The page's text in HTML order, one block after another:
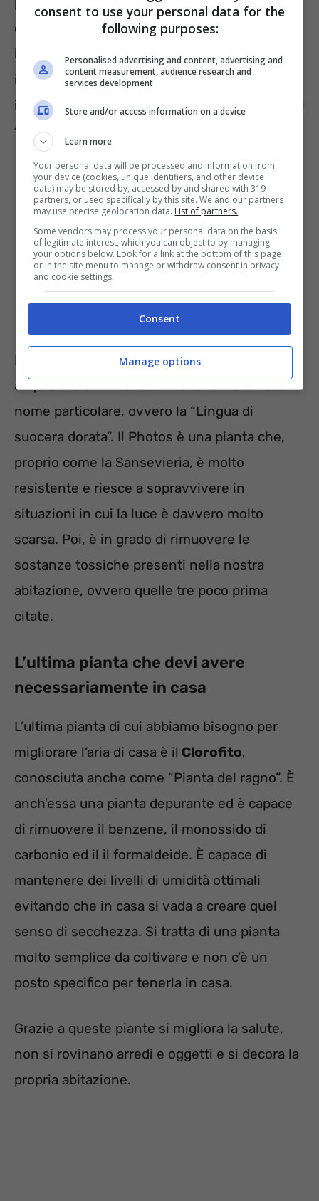
dell’aria di casa perché è in grado di assorbire
il biossido di carbonio nel giorno e, di notte,
invece, rilascia l’ossigeno. Filtra gli agenti
inquinanti quali il benzene, il formaldeide ed il
tricloroetilene
La seconda pianta che consigliamo di
acquistare è ilPhotos. Anche lei ha un suo
nome particolare, ovvero la “Lingua di
suocera dorata”. Il Photos è una pianta che,
proprio come la Sansevieria, è molto
resistente e riesce a sopravvivere in
situazioni in cui la luce è davvero molto
scarsa. Poi, è in grado di rimuovere le
sostanze tossiche presenti nella nostra
abitazione, ovvero quelle tre poco prima
citate.
L’ultima pianta che devi avere
necessariamente in casa
L’ultima pianta di cui abbiamo bisogno per
migliorare l’aria di casa è il Clorofito,
conosciuta anche come “Pianta del ragno”. È
anch’essa una pianta depurante ed è capace
di rimuovere il benzene, il monossido di
carbonio ed il il formaldeide. È capace di
mantenere dei livelli di umidità ottimali
evitando che in casa si vada a creare quel
senso di secchezza. Si tratta di una pianta
molto semplice da coltivare e non c’è un
posto specifico per tenerla in casa.
Grazie a queste piante si migliora la salute,
non si rovinano arredi e oggetti e si decora la
propria abitazione.
consent to use your personal data for the
following purposes:
Personalised advertising and content, advertising and
content measurement, audience research and
services development
Store and/or access information on a device
Learn more
Your personal data will be processed and information from
your device (cookies, unique identifiers, and other device
data) may be stored by, accessed by and shared with 319
partners, or used specifically by this site. We and our partners
may use precise geolocation data. List of partners.
Some vendors may process your personal data on the basis
of legitimate interest, which you can object to by managing
your options below. Look for a link at the bottom of this page
or in the site menu to manage or withdraw consent in privacy
and cookie settings.
Consent
Manage options